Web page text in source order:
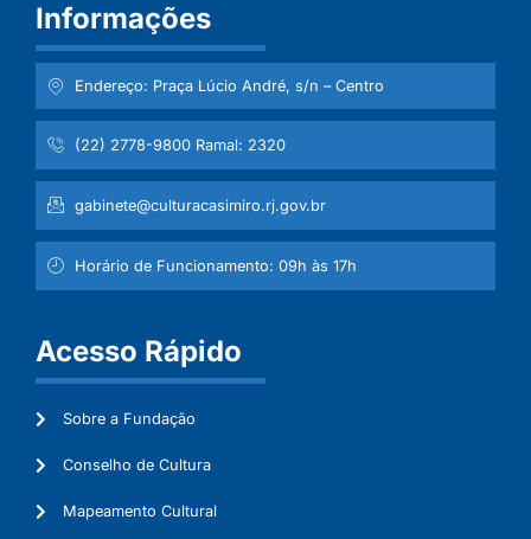
Informações
Endereço: Praça Lúcio André, s/n – Centro
(22) 2778-9800 Ramal: 2320
gabinete@culturacasimiro.rj.gov.br
Horário de Funcionamento: 09h às 17h
Acesso Rápido
Sobre a Fundação
Conselho de Cultura
Mapeamento Cultural